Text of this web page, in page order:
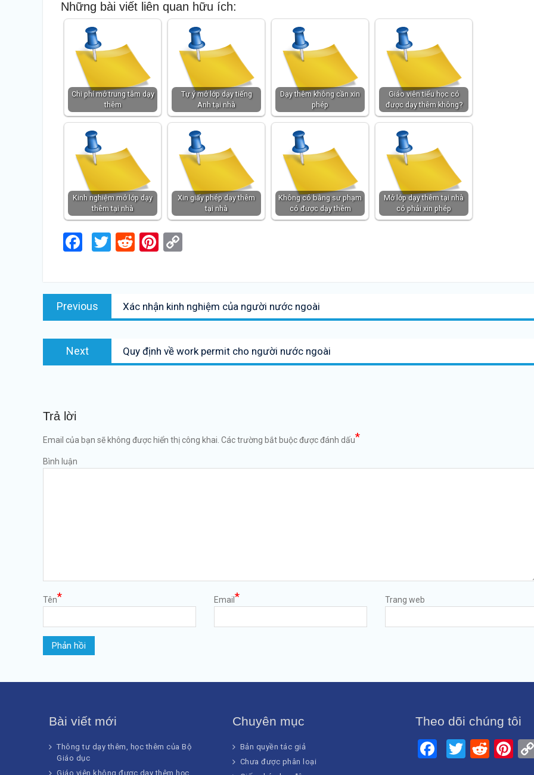
Những bài viết liên quan hữu ích:
Chi phí mở trung tâm dạy
thêm
Tự ý mở lớp dạy tiếng
Anh tại nhà
Dạy thêm không cần xin
phép
Giáo viên tiểu học có
được dạy thêm không?
Kinh nghiệm mở lớp dạy
thêm tại nhà
Xin giấy phép dạy thêm
tại nhà
Không có bằng sư phạm
có được dạy thêm
Mở lớp dạy thêm tại nhà
có phải xin phép
Facebook
Twitter
RedditPinterest
Điều
hướng
Previous
Previous
post:
Xác nhận kinh nghiệm của người nước ngoài
Next
Next
post:
Quy định về work permit cho người nước ngoài
Trả lời
Email của bạn sẽ không được hiển thị công khai. Các trường bắt buộc được đánh dấu*
Bình luận
Tên* Email * Trang web
Bài viết mới
Thông tư dạy thêm, học thêm của Bộ
Giáo dục
Giáo viên không được dạy thêm học
Chuyên mục
Bản quyền tác giả
Chưa được phân loại
Theo dõi chúng tôi
Facebook
Twitter